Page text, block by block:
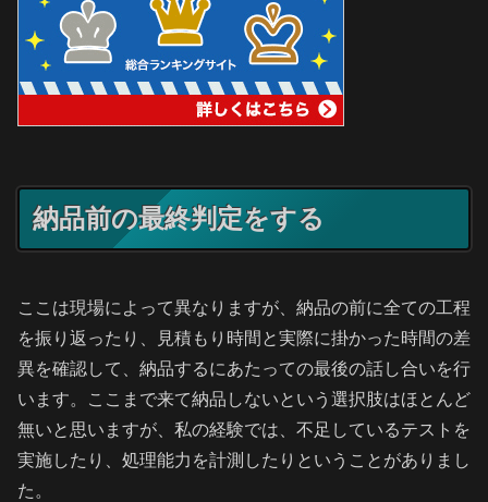
納品前の最終判定をする
ここは現場によって異なりますが、納品の前に全ての工程
を振り返ったり、見積もり時間と実際に掛かった時間の差
異を確認して、納品するにあたっての最後の話し合いを行
います。ここまで来て納品しないという選択肢はほとんど
無いと思いますが、私の経験では、不足しているテストを
実施したり、処理能力を計測したりということがありまし
た。